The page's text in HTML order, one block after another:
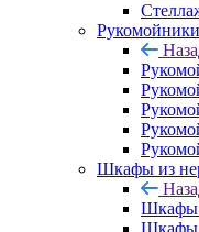
Рукомойники
Шкафы из
Шкафы
Шкафы